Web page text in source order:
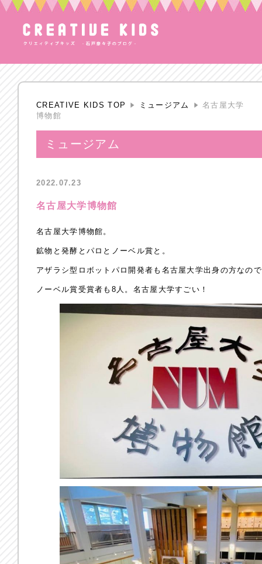
CREATIVE KIDS TOP ミュージアム
名古屋大学
博物館
ミュージアム
2022.07.23
名古屋大学博物館
名古屋大学博物館。
鉱物と発酵とパロとノーベル賞と。
アザラシ型ロボットパロ開発者も名古屋大学出身の方なの
ノーベル賞受賞者も8人。名古屋大学すごい！